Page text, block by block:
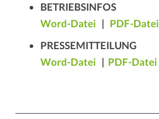
BETRIEBSINFOS
Word-Datei | PDF-Datei
PRESSEMITTEILUNG
Word-Datei | PDF-Datei